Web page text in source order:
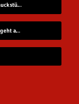
Aus Kinderzeichnungen werden Schmuckstücke
Altersvorsorge ist voll langweilig? Es geht auch modern!